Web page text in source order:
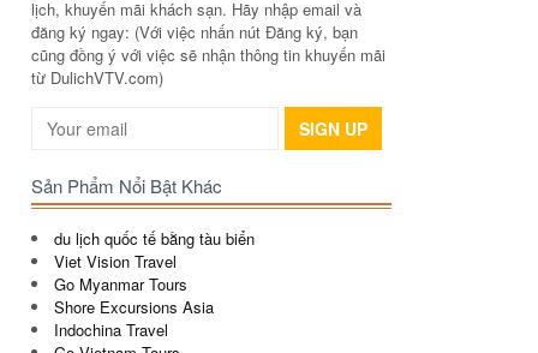
lịch, khuyến mãi khách sạn. Hãy nhập email và
đăng ký ngay: (Với việc nhấn nút Đăng ký, bạn
cũng đồng ý với việc sẽ nhận thông tin khuyến mãi
từ DulichVTV.com)
SIGN UP
Sản Phẩm Nổi Bật Khác
du lịch quốc tế bằng tàu biển
Viet Vision Travel
Go Myanmar Tours
Shore Excursions Asia
Indochina Travel